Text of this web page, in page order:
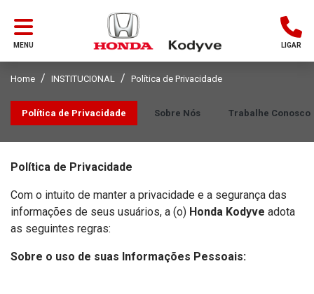
MENU LIGAR
Home INSTITUCIONAL Política de Privacidade
Sobre Nós Trabalhe Conosco
Política de Privacidade
Política de Privacidade
Com o intuito de manter a privacidade e a segurança das
informações de seus usuários, a (o) Honda Kodyve adota
as seguintes regras:
Sobre o uso de suas Informações Pessoais: